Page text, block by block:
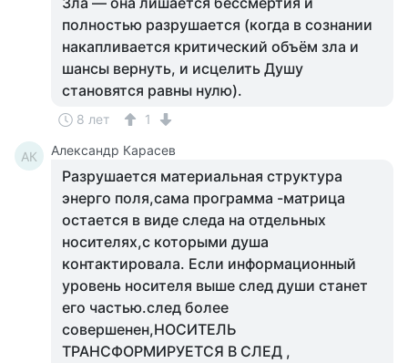
полностью разрушается (когда в сознании
накапливается критический объём зла и
шансы вернуть, и исцелить Душу
становятся равны нулю).
8 лет 1
АК Александр Карасев
Разрушается материальная структура
энерго поля,сама программа -матрица
остается в виде следа на отдельных
носителях,с которыми душа
контактировала. Если информационный
уровень носителя выше след души станет
его частью.след более
совершенен,НОСИТЕЛЬ
ТРАНСФОРМИРУЕТСЯ В СЛЕД ,